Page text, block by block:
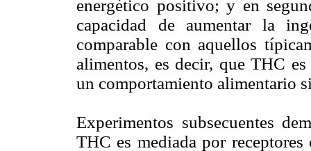
energético positivo; y en
capacidad de aumentar la
comparable con aquellos
alimentos, es decir, que THC
un comportamiento alimentario
Experimentos subsecuentes
THC es mediada por